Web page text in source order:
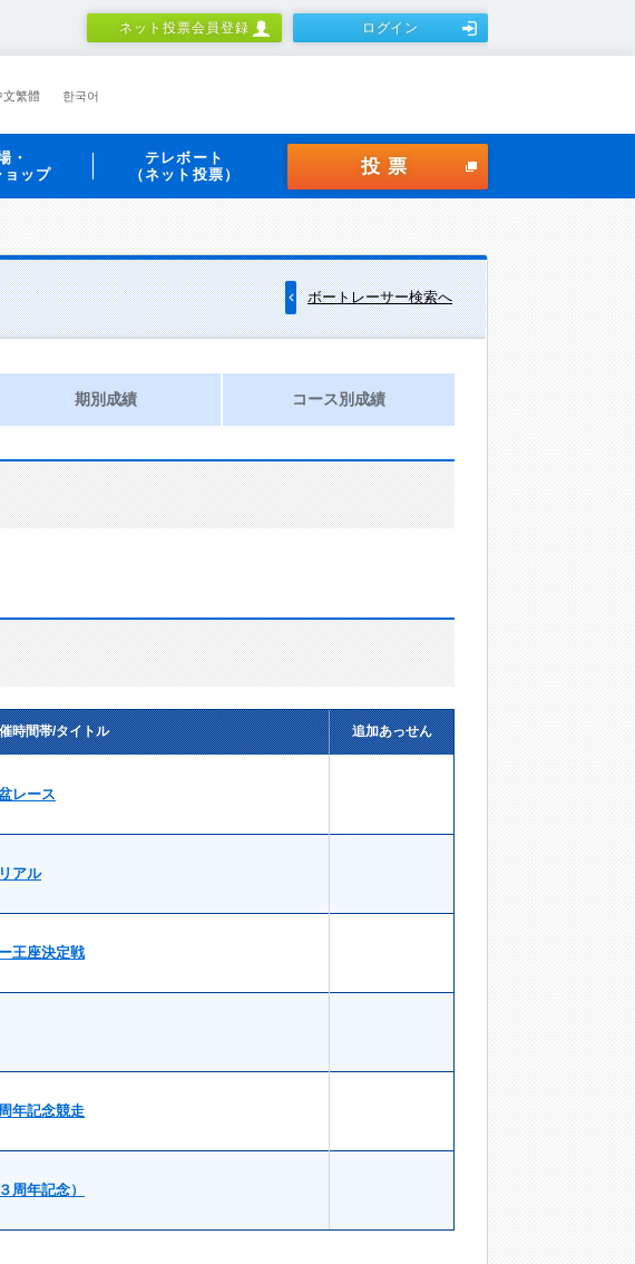
ネット投票会員登録 ログイン
文繁體 한국어
・
ョップ
テレボート
（ネット投票）
投票
ボートレーサー検索へ
期別成績 コース別成績
時間帯/タイトル 追加あっせん
レース
アル
王座決定戦
年記念競走
周年記念）